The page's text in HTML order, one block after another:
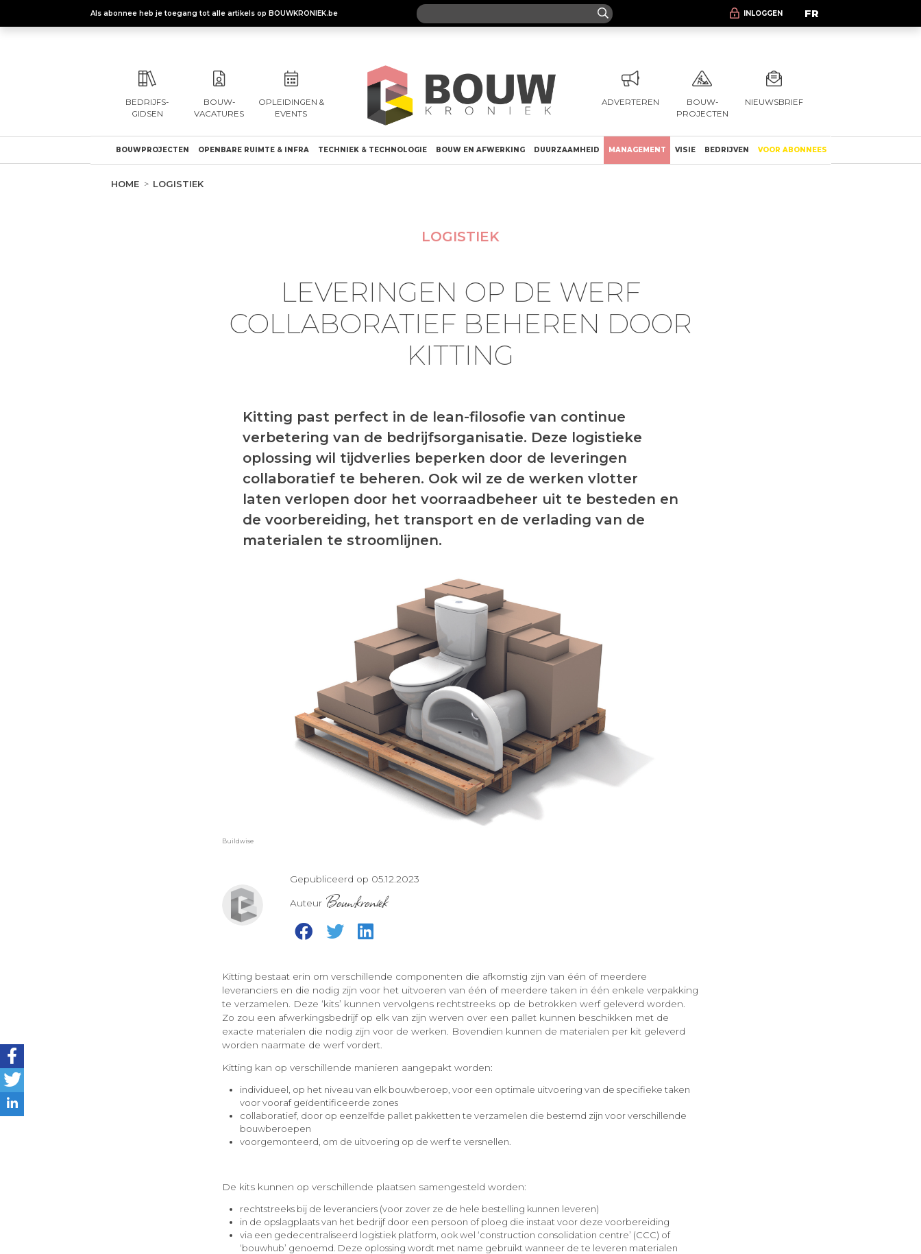
Als abonnee heb je toegang tot alle artikels op BOUWKRONIEK.be INLOGGEN FR
BEDRIJFS-
GIDSEN
BOUW-
VACATURES
OPLEIDINGEN &
EVENTS
ADVERTEREN
BOUW-
PROJECTEN
NIEUWSBRIEF
BOUWPROJECTEN OPENBARE RUIMTE & INFRA TECHNIEK & TECHNOLOGIE BOUW EN AFWERKING DUURZAAMHEID MANAGEMENT VISIE BEDRIJVEN VOOR ABONNEES
HOME LOGISTIEK
LOGISTIEK
LEVERINGEN OP DE WERF
COLLABORATIEF BEHEREN DOOR
KITTING
Kitting past perfect in de lean-filosofie van continue
verbetering van de bedrijfsorganisatie. Deze logistieke
oplossing wil tijdverlies beperken door de leveringen
collaboratief te beheren. Ook wil ze de werken vlotter
laten verlopen door het voorraadbeheer uit te besteden en
de voorbereiding, het transport en de verlading van de
materialen te stroomlijnen.
Buildwise
Gepubliceerd op 05.12.2023
Auteur Bouwkroniek
Kitting bestaat erin om verschillende componenten die afkomstig zijn van één of meerdere
leveranciers en die nodig zijn voor het uitvoeren van één of meerdere taken in één enkele verpakking
te verzamelen. Deze ‘kits’ kunnen vervolgens rechtstreeks op de betrokken werf geleverd worden.
Zo zou een afwerkingsbedrijf op elk van zijn werven over een pallet kunnen beschikken met de
exacte materialen die nodig zijn voor de werken. Bovendien kunnen de materialen per kit geleverd
worden naarmate de werf vordert.
Kitting kan op verschillende manieren aangepakt worden:
individueel, op het niveau van elk bouwberoep, voor een optimale uitvoering van de specifieke taken
voor vooraf geïdentificeerde zones
collaboratief, door op eenzelfde pallet pakketten te verzamelen die bestemd zijn voor verschillende
bouwberoepen
voorgemonteerd, om de uitvoering op de werf te versnellen.
De kits kunnen op verschillende plaatsen samengesteld worden:
rechtstreeks bij de leveranciers (voor zover ze de hele bestelling kunnen leveren)
in de opslagplaats van het bedrijf door een persoon of ploeg die instaat voor deze voorbereiding
via een gedecentraliseerd logistiek platform, ook wel ‘construction consolidation centre’ (CCC) of
‘bouwhub’ genoemd. Deze oplossing wordt met name gebruikt wanneer de te leveren materialen